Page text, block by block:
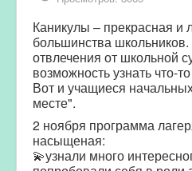
Каникулы – прекрасная и
большинства
отвлечения от школьной
возможность узнать что-
Вот и учащиеся
месте".
2 ноября программа
насыщеная:
💫узнали много